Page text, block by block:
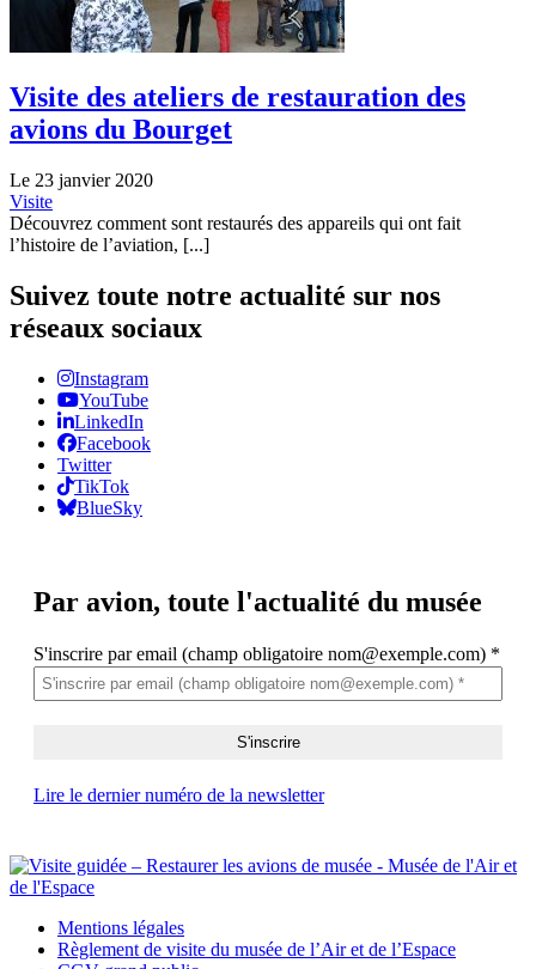
Visite des ateliers de restauration des
avions du Bourget
Le 23 janvier 2020
Visite
Découvrez comment sont restaurés des appareils qui ont fait
l’histoire de l’aviation, [...]
Suivez toute notre actualité sur nos
réseaux sociaux
Instagram
YouTube
LinkedIn
Facebook
Twitter
TikTok
BlueSky
Par avion, toute l'actualité du musée
S'inscrire par email (champ obligatoire nom@exemple.com) *
Lire le dernier numéro de la newsletter
Mentions légales
Règlement de visite du musée de l’Air et de l’Espace